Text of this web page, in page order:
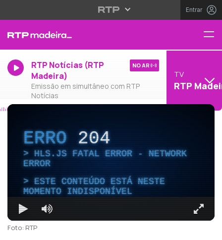
Entrar
RTP Notícias (RTP
Madeira)
Emissão em simultâneo com RTP
Notícias
NO AR
TV
RTP
ERRO204
HLS.JS FATAL ERROR - NETWORK
ERROR
ESTE CONTEÚDO ESTÁ NESTE
MOMENTO INDISPONÍVEL
Foto: RTP